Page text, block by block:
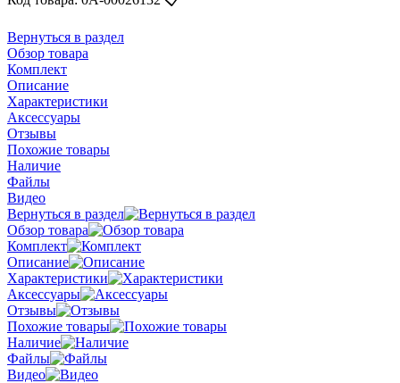
Вернуться в раздел
Обзор товара
Комплект
Описание
Характеристики
Аксессуары
Отзывы
Похожие товары
Наличие
Файлы
Видео
Вернуться в раздел
Обзор товара
Комплект
Описание
Характеристики
Аксессуары
Отзывы
Похожие товары
Наличие
Файлы
Видео